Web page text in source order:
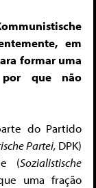
em
formar uma
por que não
do Partido
Partei, DPK)
(Sozialistische
uma fração